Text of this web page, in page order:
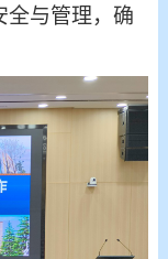
全与管理，确